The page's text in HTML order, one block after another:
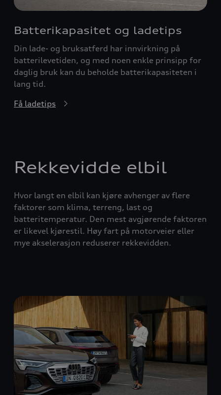
Batterikapasitet og ladetips
Din lade- og bruksatferd har innvirkning på
batterilevetiden, og med noen enkle prinsipp for
daglig bruk kan du beholde batterikapasiteten i
lang tid.
Få ladetips
Rekkevidde elbil
Hvor langt en elbil kan kjøre avhenger av flere
faktorer som klima, terreng, last og
batteritemperatur. Den mest avgjørende faktoren
er likevel kjørestil. Høy fart på motorveier eller
mye akselerasjon reduserer rekkevidden.